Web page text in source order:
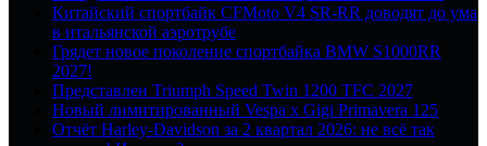
Китайский спортбайк CFMoto V4 SR-RR доводят до ума
в итальянской аэротрубе
Грядет новое поколение спортбайка BMW S1000RR
2027!
Представлен Triumph Speed Twin 1200 TFC 2027
Новый лимитированный Vespa x Gigi Primavera 125
Отчёт Harley-Davidson за 2 квартал 2026: не всё так